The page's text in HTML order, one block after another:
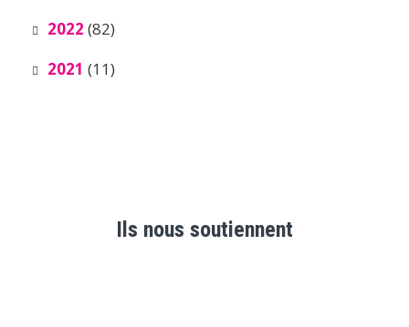
2022 (82)
2021 (11)
Ils nous soutiennent